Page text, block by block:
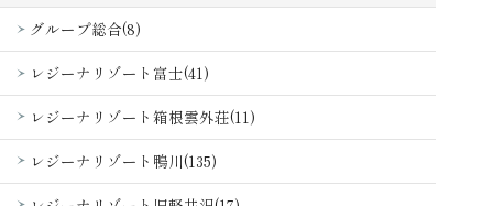
グループ総合(8)
レジーナリゾート富士(41)
レジーナリゾート箱根雲外荘(11)
レジーナリゾート鴨川(135)